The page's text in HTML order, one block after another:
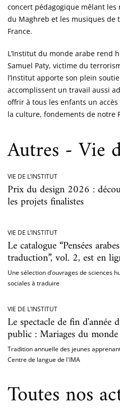
concert pédagogique mêlant les
du Maghreb et les musiques de
France.
L’Institut du monde arabe rend
Samuel Paty, victime du
l’Institut apporte son plein
accomplissent un travail aussi
offrir à tous les enfants un
la culture, fondements de notre
Autres - Vie
VIE DE L’INSTITUT
Prix du design 2026 :
les projets finalistes
VIE DE L’INSTITUT
Le catalogue “Pensées
traduction”, vol. 2, est en
Une sélection d’ouvrages de sciences
sociales à traduire
VIE DE L’INSTITUT
Le spectacle de fin d'année
public : Mariages du
Tradition annuelle des jeunes
Centre de langue de l'IMA
Toutes nos